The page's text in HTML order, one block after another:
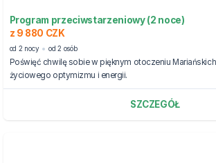
Program przeciwstarzeniowy (2 noce)
z 9 880 CZK
od 2 nocy od 2 osób
Poświęć chwilę sobie w pięknym otoczeniu
życiowego optymizmu i energii.
SZCZEGÓŁ